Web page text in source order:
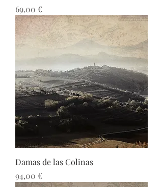
Precio
69,00 €
Damas de las Colinas
Precio
94,00 €